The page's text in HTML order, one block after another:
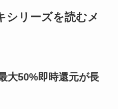
シリーズを読むメ
大50%即時還元が長